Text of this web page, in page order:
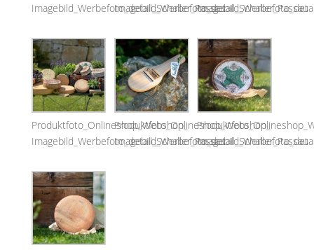
Imagebild_Werbefoto_detail_Schaller_Passau
Imagebild_Werbefoto_detail_Schaller_Passau
Produktfoto_Onlineshop_Webshop_
Imagebild_Werbefoto_detail_Schaller_Passau
Produktfoto_Onlineshop_Webshop_
Imagebild_Werbefoto_detail_Schaller_Passau